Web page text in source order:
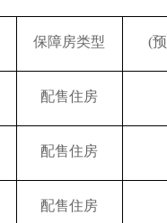
保障房类型 (
配售住房
配售住房
配售住房